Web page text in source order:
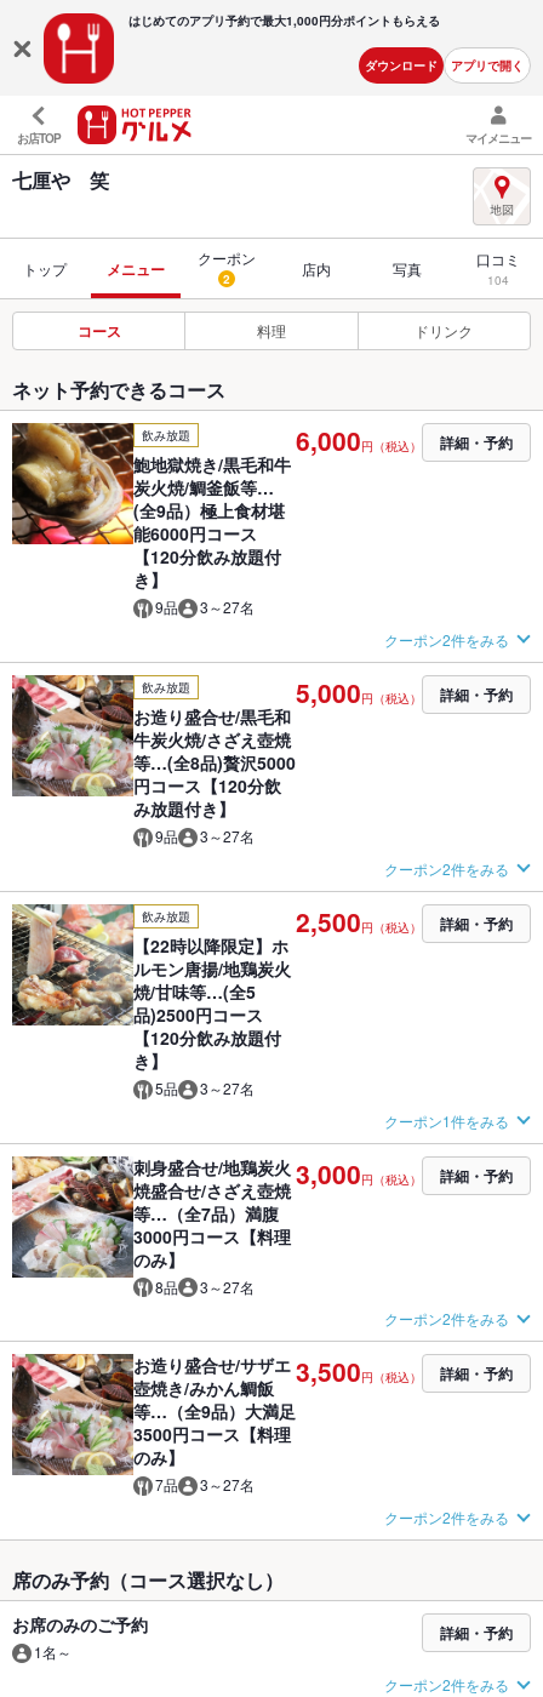
はじめてのアプリ予約で最大1,000円分ポイントもらえる
ダウンロード アプリで開く
お店TOP マイメニュー
七厘や 笑
トップ メニュー
クーポン
2 店内 写真 口コミ
104
コース 料理 ドリンク
ネット予約できるコース
飲み放題
鮑地獄焼き/黒毛和牛
炭火焼/鯛釜飯等…
(全9品）極上食材堪
能6000円コース
【120分飲み放題付
き】
9品 3～27名
6,000円（税込） 詳細・予約
クーポン2件をみる
飲み放題
お造り盛合せ/黒毛和
牛炭火焼/さざえ壺焼
等…(全8品)贅沢5000
円コース【120分飲
み放題付き】
9品 3～27名
5,000円（税込） 詳細・予約
クーポン2件をみる
飲み放題
【22時以降限定】ホ
ルモン唐揚/地鶏炭火
焼/甘味等…(全5
品)2500円コース
【120分飲み放題付
き】
5品 3～27名
2,500円（税込） 詳細・予約
クーポン1件をみる
刺身盛合せ/地鶏炭火
焼盛合せ/さざえ壺焼
等…（全7品）満腹
3000円コース【料理
のみ】
8品 3～27名
3,000円（税込） 詳細・予約
クーポン2件をみる
お造り盛合せ/サザエ
壺焼き/みかん鯛飯
等…（全9品）大満足
3500円コース【料理
のみ】
7品 3～27名
3,500円（税込） 詳細・予約
クーポン2件をみる
席のみ予約（コース選択なし）
お席のみのご予約
1名～
詳細・予約
クーポン2件をみる